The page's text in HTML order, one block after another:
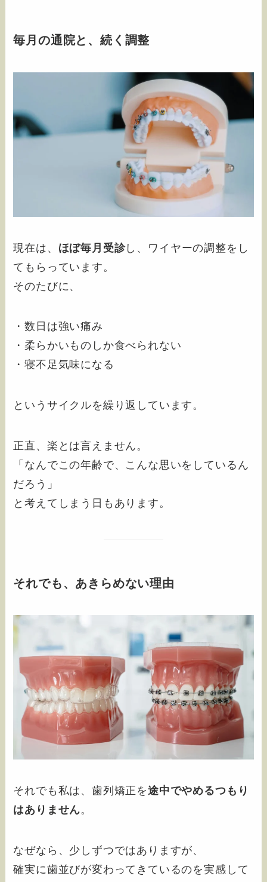
毎月の通院と、続く調整
現在は、 ほぼ毎月受診し、ワイヤーの調整をし
てもらっています。
そのたびに、
・数日は強い痛み
・柔らかいものしか食べられない
・寝不足気味になる
というサイクルを繰り返しています。
正直、楽とは言えません。
「なんでこの年齢で、こんな思いをしているん
だろう」
と考えてしまう日もあります。
それでも、あきらめない理由
それでも私は、歯列矯正を途中でやめるつもり
はありません。
なぜなら、少しずつではありますが、
確実に歯並びが変わってきているのを実感して